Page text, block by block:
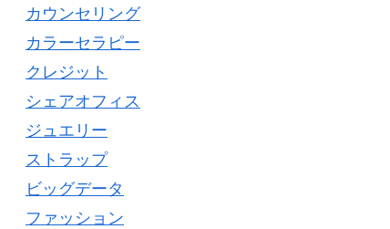
カウンセリング
カラーセラピー
クレジット
シェアオフィス
ジュエリー
ストラップ
ビッグデータ
ファッション